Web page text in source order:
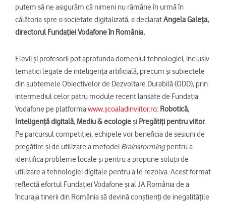
putem să ne asigurăm că nimeni nu rămâne în urmă în
călătoria spre o societate digitalizată, a declaratAngela Galeța,
directorul Fundației Vodafone în România.
Elevii și profesorii pot aprofunda domeniul tehnologiei, inclusiv
tematici legate de inteligența artificială, precum și subiectele
din subtemele Obiectivelor de Dezvoltare Durabilă (ODD), prin
intermediul celor patru module recent lansate de Fundația
Vodafone pe platformawww.școaladinviitor.ro: Robotică,
Inteligență digitală, Mediu & ecologie și Pregătiți pentru viitor.
Pe parcursul competiției, echipele vor beneficia de sesiuni de
pregătire și de utilizare a metodei Brainstormingpentru a
identifica probleme locale și pentru a propune soluții de
utilizare a tehnologiei digitale pentru a le rezolva. Acest format
reflectă efortul Fundației Vodafone și al JA România de a
încuraja tinerii din România să devină conștienți de inegalitățile